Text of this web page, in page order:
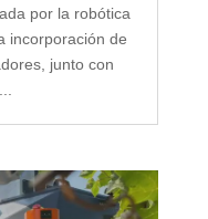
por la robótica
incorporación de
junto con